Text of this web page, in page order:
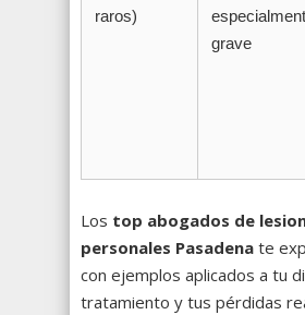
raros)
grave
Los top abogados de
personales Pasadena te
con ejemplos aplicados a tu
tratamiento y tus pérdidas